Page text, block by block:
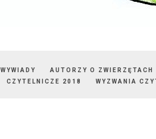
WYWIADY AUTORZY O ZWIERZĘTACH
CZYTELNICZE 2018
WYZWANIA